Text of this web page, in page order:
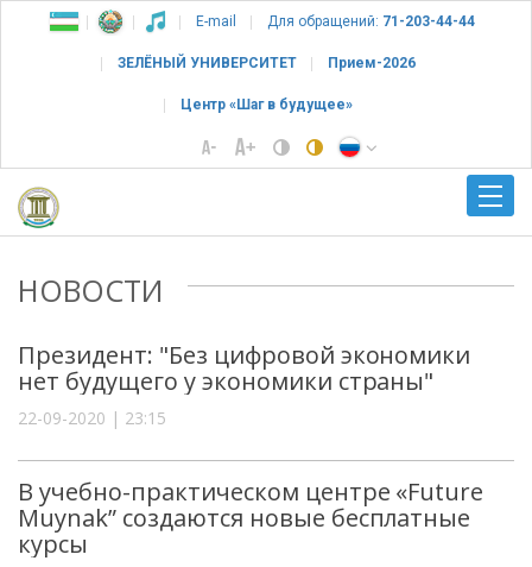
E-mail Для обращений: 71-203-44-44
ЗЕЛЁНЫЙ УНИВЕРСИТЕТ Прием-2026
Центр «Шаг в будущее»
НОВОСТИ
Президент: "Без цифровой экономики
нет будущего у экономики страны"
22-09-2020 | 23:15
В учебно-практическом центре «Future
Muynak” создаются новые бесплатные
курсы